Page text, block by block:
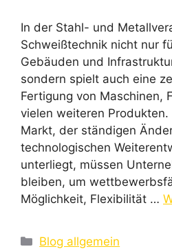
In der Stahl- und
Schweißtechnik nicht nur
Gebäuden und
sondern spielt auch eine
Fertigung von Maschinen,
vielen weiteren Produkten.
Markt, der ständigen
technologischen
unterliegt, müssen
bleiben, um
Möglichkeit, Flexibilität …
Kategorien
Blog allgemein